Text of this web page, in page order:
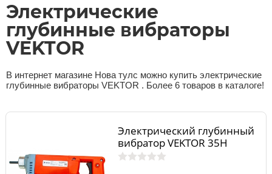
Электрические
глубинные вибраторы
VEKTOR
В интернет магазине Нова тулс можно купить электрические
глубинные вибраторы VEKTOR . Более 6 товаров в каталоге!
Электрический глубинный
вибратор VEKTOR 35Н